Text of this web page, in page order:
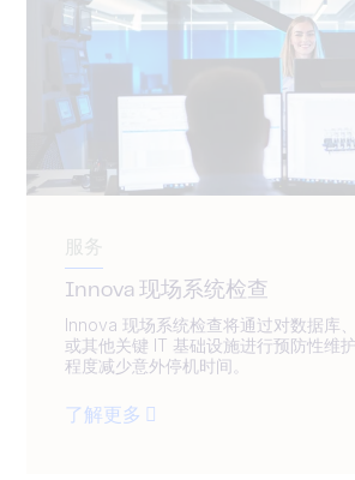
服务
Innova 现场系统检查
Innova 现场系统检查将通过对数据库
或其他关键 IT 基础设施进行预防性维
程度减少意外停机时间。
了解更多